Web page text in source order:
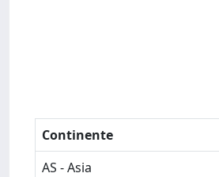
Continente
AS - Asia